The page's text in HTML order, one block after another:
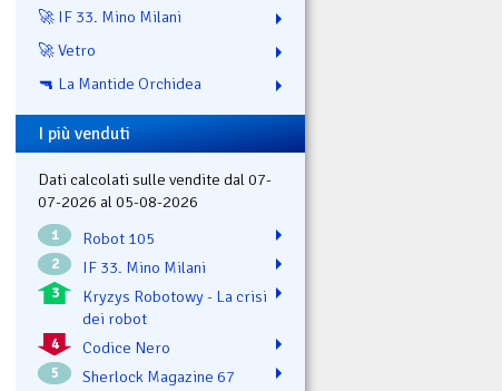
🚀 IF 33. Mino Milani
🚀 Vetro
🔫 La Mantide Orchidea
I più venduti
Dati calcolati sulle vendite dal 07-
07-2026 al 05-08-2026
1 Robot 105
2 IF 33. Mino Milani
3
Kryzys Robotowy - La crisi
dei robot
4 Codice Nero
5 Sherlock Magazine 67